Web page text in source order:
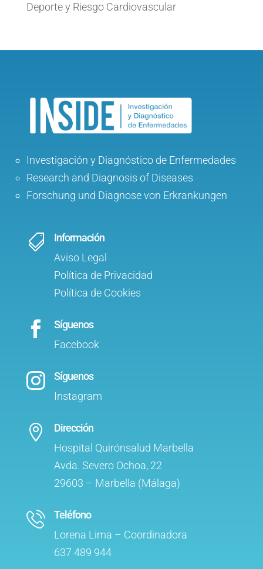
Deporte y Riesgo Cardiovascular
Investigación y Diagnóstico de Enfermedades
Research and Diagnosis of Diseases
Forschung und Diagnose von Erkrankungen

Información
Aviso Legal
Política de Privacidad
Política de Cookies

Síguenos
Facebook

Síguenos
Instagram

Dirección
Hospital Quirónsalud Marbella
Avda. Severo Ochoa, 22
29603 – Marbella (Málaga)
Teléfono
Lorena Lima – Coordinadora
637 489 944